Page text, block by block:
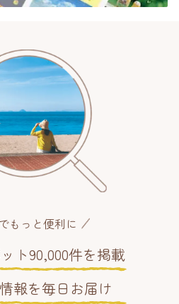
もっと便利に
ト90,000件を掲載
報を毎日お届け